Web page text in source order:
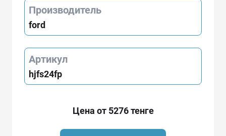
Производитель
ford
Артикул
hjfs24fp
Цена от 5276 тенге